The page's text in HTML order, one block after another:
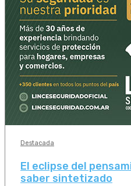
Destacada
El eclipse del
saber sintetizado